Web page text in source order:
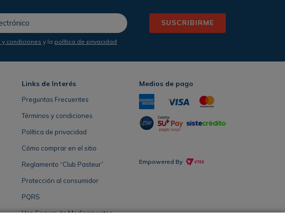
SUSCRIBIRME
condiciones y la política de privacidad
Links de Interés
Preguntas Frecuentes
Términos y condiciones
Política de privacidad
Cómo comprar en el sitio
Reglamento “Club Pasteur”
Protección al consumidor
PQRS
Medios de pago
Empowered By